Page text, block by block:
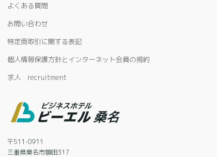
よくある質問
お問い合わせ
特定商取引に関する表記
個人情報保護方針とインターネット会員の規約
求人 recruitment
〒511-0911
三重県桑名市額田317